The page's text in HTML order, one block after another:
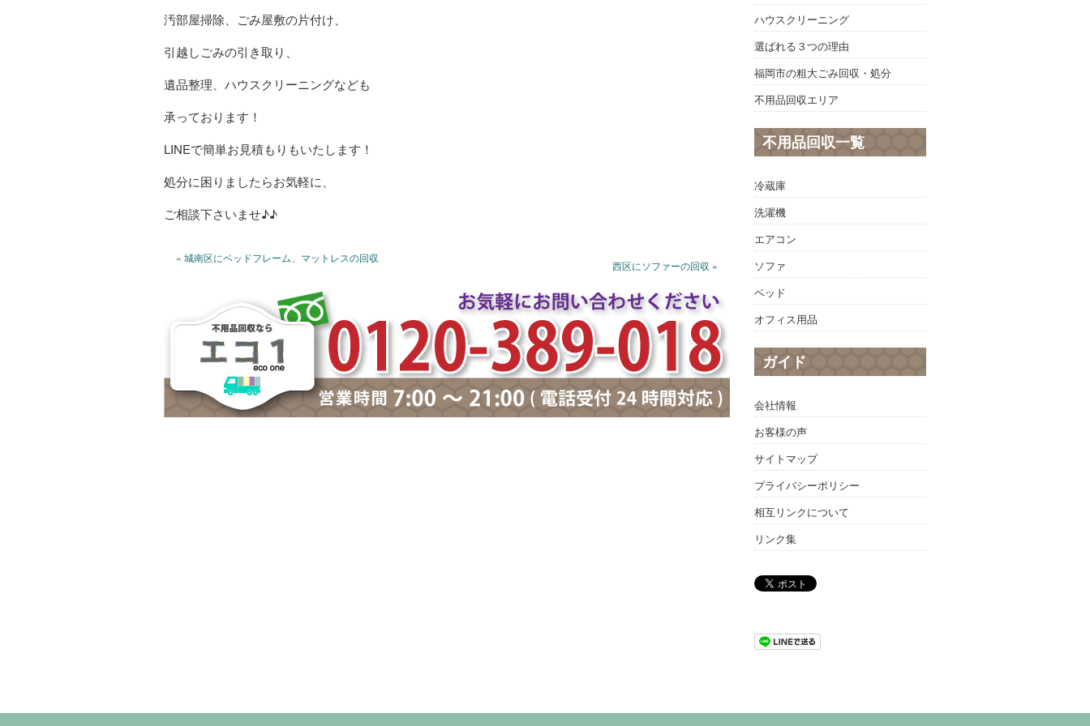
汚部屋掃除、ごみ屋敷の片付け、
引越しごみの引き取り、
遺品整理、ハウスクリーニングなども
承っております！
LINEで簡単お見積もりもいたします！
処分に困りましたらお気軽に、
ご相談下さいませ♪♪
« 城南区にベッドフレーム、マットレスの回収
西区にソファーの回収 »
ハウスクリーニング
選ばれる３つの理由
福岡市の粗大ごみ回収・処分
不用品回収エリア
不用品回収一覧
冷蔵庫
洗濯機
エアコン
ソファ
ベッド
オフィス用品
ガイド
会社情報
お客様の声
サイトマップ
プライバシーポリシー
相互リンクについて
リンク集